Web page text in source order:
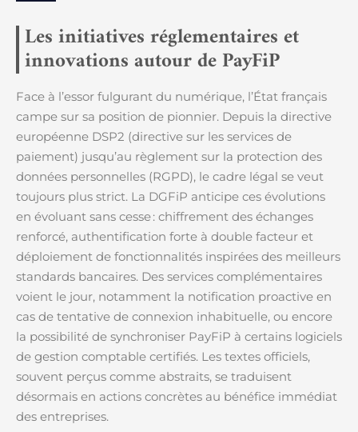
Les initiatives réglementaires et
innovations autour de PayFiP
Face à l’essor fulgurant du numérique, l’État français
campe sur sa position de pionnier. Depuis la directive
européenne DSP2 (directive sur les services de
paiement) jusqu’au règlement sur la protection des
données personnelles (RGPD), le cadre légal se veut
toujours plus strict. La DGFiP anticipe ces évolutions
en évoluant sans cesse : chiffrement des échanges
renforcé, authentification forte à double facteur et
déploiement de fonctionnalités inspirées des meilleurs
standards bancaires. Des services complémentaires
voient le jour, notamment la notification proactive en
cas de tentative de connexion inhabituelle, ou encore
la possibilité de synchroniser PayFiP à certains logiciels
de gestion comptable certifiés. Les textes officiels,
souvent perçus comme abstraits, se traduisent
désormais en actions concrètes au bénéfice immédiat
des entreprises.